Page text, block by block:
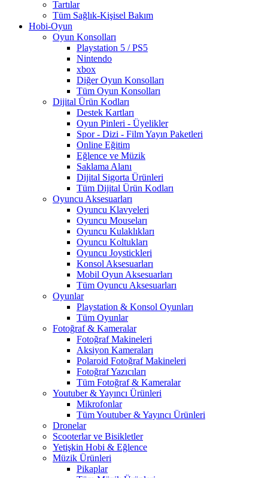
Tartılar
Tüm Sağlık-Kişisel Bakım
Hobi-Oyun
Oyun Konsolları
Playstation 5 / PS5
Nintendo
xbox
Diğer Oyun Konsolları
Tüm Oyun Konsolları
Dijital Ürün Kodları
Destek Kartları
Oyun Pinleri - Üyelikler
Spor - Dizi - Film Yayın Paketleri
Online Eğitim
Eğlence ve Müzik
Saklama Alanı
Dijital Sigorta Ürünleri
Tüm Dijital Ürün Kodları
Oyuncu Aksesuarları
Oyuncu Klavyeleri
Oyuncu Mouseları
Oyuncu Kulaklıkları
Oyuncu Koltukları
Oyuncu Joystickleri
Konsol Aksesuarları
Mobil Oyun Aksesuarları
Tüm Oyuncu Aksesuarları
Oyunlar
Playstation & Konsol Oyunları
Tüm Oyunlar
Fotoğraf & Kameralar
Fotoğraf Makineleri
Aksiyon Kameraları
Polaroid Fotoğraf Makineleri
Fotoğraf Yazıcıları
Tüm Fotoğraf & Kameralar
Youtuber & Yayıncı Ürünleri
Mikrofonlar
Tüm Youtuber & Yayıncı Ürünleri
Dronelar
Scooterlar ve Bisikletler
Yetişkin Hobi & Eğlence
Müzik Ürünleri
Pikaplar